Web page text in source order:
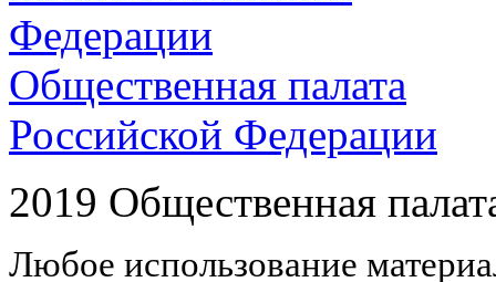
Общественная палата
Российской Федерации
2019 Общественная
Любое использование